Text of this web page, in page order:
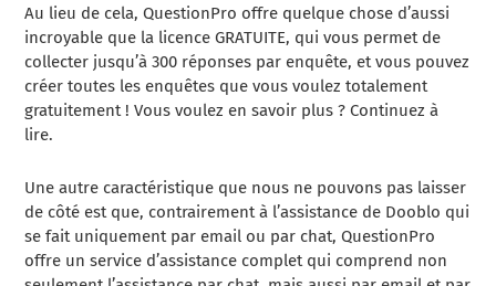
Au lieu de cela, QuestionPro offre quelque chose d’aussi
incroyable que la licence GRATUITE, qui vous permet de
collecter jusqu’à 300 réponses par enquête, et vous pouvez
créer toutes les enquêtes que vous voulez totalement
gratuitement ! Vous voulez en savoir plus ? Continuez à
lire.
Une autre caractéristique que nous ne pouvons pas laisser
de côté est que, contrairement à l’assistance de Dooblo qui
se fait uniquement par email ou par chat, QuestionPro
offre un service d’assistance complet qui comprend non